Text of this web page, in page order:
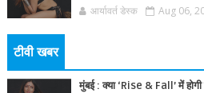
आर्यावर्त डेस्क Aug 06,
टीवी खबर
मुंबई : क्या ‘Rise & Fall’ में